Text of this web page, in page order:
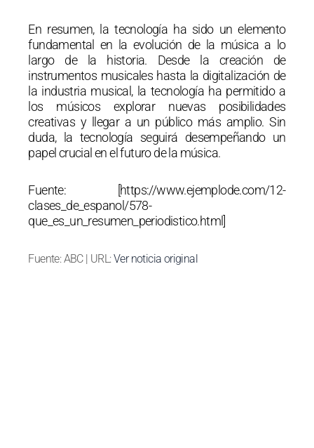
En resumen, la tecnología ha sido un elemento
fundamental en la evolución de la música a lo
largo de la historia. Desde la creación de
instrumentos musicales hasta la digitalización de
la industria musical, la tecnología ha permitido a
los músicos explorar nuevas posibilidades
creativas y llegar a un público más amplio. Sin
duda, la tecnología seguirá desempeñando un
papel crucial en el futuro de la música.
Fuente: [https://www.ejemplode.com/12-
clases_de_espanol/578-
que_es_un_resumen_periodistico.html]
Fuente: ABC | URL:Ver noticia original